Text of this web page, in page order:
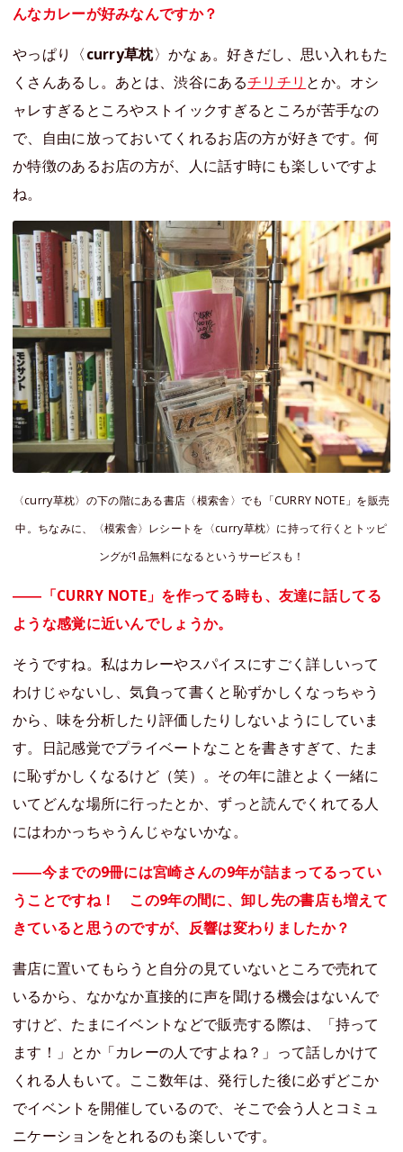
んなカレーが好みなんですか？
やっぱり〈curry草枕〉かなぁ。好きだし、思い入れもた
くさんあるし。あとは、渋谷にあるチリチリ とか。オシ
ャレすぎるところやストイックすぎるところが苦手なの
で、自由に放っておいてくれるお店の方が好きです。何
か特徴のあるお店の方が、人に話す時にも楽しいですよ
ね。
〈curry草枕〉の下の階にある書店〈模索舎〉でも「CURRY NOTE」を販売
中。ちなみに、〈模索舎〉レシートを〈curry草枕〉に持って行くとトッピ
ングが1品無料になるというサービスも！
――「CURRY NOTE」を作ってる時も、友達に話してる
ような感覚に近いんでしょうか。
そうですね。私はカレーやスパイスにすごく詳しいって
わけじゃないし、気負って書くと恥ずかしくなっちゃう
から、味を分析したり評価したりしないようにしていま
す。日記感覚でプライベートなことを書きすぎて、たま
に恥ずかしくなるけど（笑）。その年に誰とよく一緒に
いてどんな場所に行ったとか、ずっと読んでくれてる人
にはわかっちゃうんじゃないかな。
――今までの9冊には宮崎さんの9年が詰まってるってい
うことですね！ この9年の間に、卸し先の書店も増えて
きていると思うのですが、反響は変わりましたか？
書店に置いてもらうと自分の見ていないところで売れて
いるから、なかなか直接的に声を聞ける機会はないんで
すけど、たまにイベントなどで販売する際は、「持って
ます！」とか「カレーの人ですよね？」って話しかけて
くれる人もいて。ここ数年は、発行した後に必ずどこか
でイベントを開催しているので、そこで会う人とコミュ
ニケーションをとれるのも楽しいです。